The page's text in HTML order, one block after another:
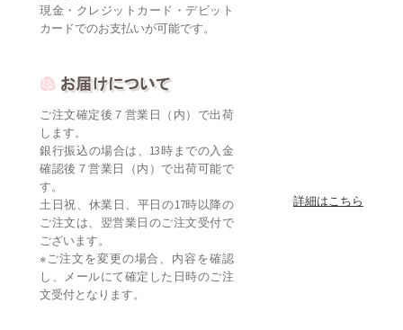
現金・クレジットカード・デビット
カードでのお支払いが可能です。
ご注文確定後７営業日（内）で出荷
します。
銀行振込の場合は、13時までの入金
確認後７営業日（内）で出荷可能で
す。
土日祝、休業日、平日の17時以降の
ご注文は、翌営業日のご注文受付で
ございます。
※ご注文を変更の場合、内容を確認
し、メールにて確定した日時のご注
文受付となります。
詳細はこちら